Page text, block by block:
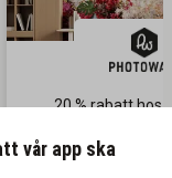
20 % rabatt hos
vår app ska